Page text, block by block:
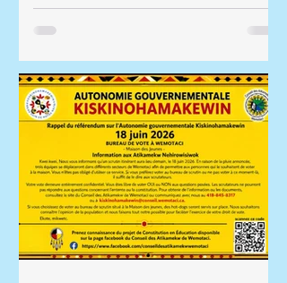
Journée Nationale Des
Peuples Autochtones - 21
juin 2026